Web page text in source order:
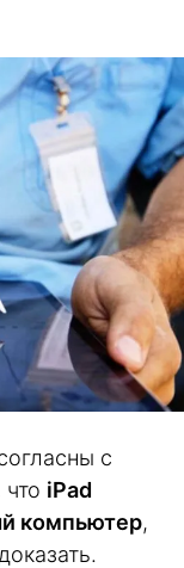
с
iPad
компьютер,